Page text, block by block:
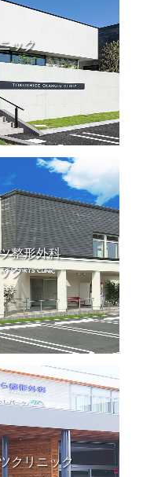
ック
整形外科
ク
クリニック